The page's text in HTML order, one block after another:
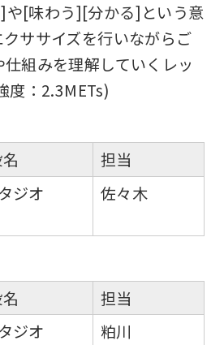
や[味わう][分かる]という意
ササイズを行いながらご
組みを理解していくレッ
度：2.3METs)
ジオ
担当
佐々木
ジオ
担当
粕川